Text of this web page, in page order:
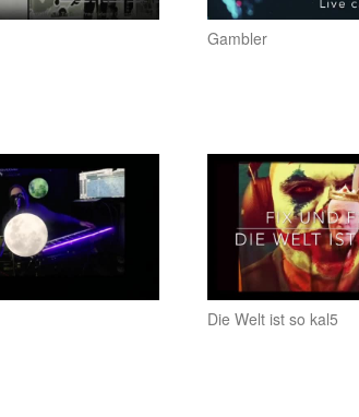
Gambler
Die Welt ist so kal5